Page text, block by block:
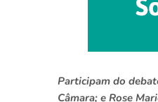
Participam do
Câmara; e Rose